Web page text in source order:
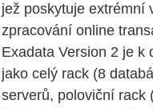
jež poskytuje extrémní
zpracování online
Exadata Version 2 je k
jako celý rack (8
serverů, poloviční rack